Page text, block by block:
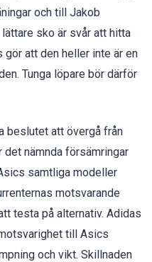
och till Jakob
sko är svår att hitta
gör att den heller inte är en
Tunga löpare bör därför
beslutet att övergå från
nämnda försämringar
samtliga modeller
motsvarande
testa på alternativ. Adidas
till Asics
och vikt. Skillnaden